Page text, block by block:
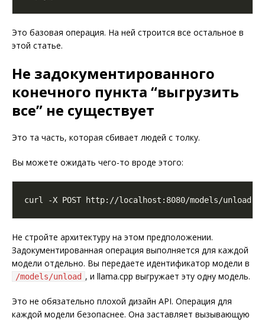
Это базовая операция. На ней строится все остальное в
этой статье.
Не задокументированного
конечного пункта “выгрузить
все” не существует
Это та часть, которая сбивает людей с толку.
Вы можете ожидать чего-то вроде этого:
Не стройте архитектуру на этом предположении.
Задокументированная операция выполняется для каждой
модели отдельно. Вы передаете идентификатор модели в
/models/unload , и llama.cpp выгружает эту одну модель.
Это не обязательно плохой дизайн API. Операция для
каждой модели безопаснее. Она заставляет вызывающую